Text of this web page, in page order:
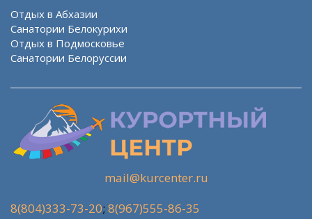
Отдых в Абхазии
Санатории Белокурихи
Отдых в Подмосковье
Санатории Белоруссии
mail@kurcenter.ru
8(804)333-73-20; 8(967)555-86-35